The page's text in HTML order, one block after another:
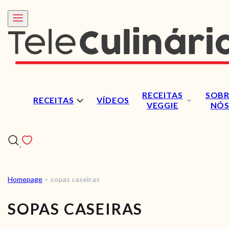
RECEITAS VÍDEOS
RECEITAS
VEGGIE
NÓS
VÍDEOS
Homepage > sopas caseiras
SOPAS CASEIRAS